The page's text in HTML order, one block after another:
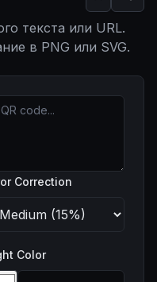
текста или URL.
в PNG или SVG.
Correction
Color